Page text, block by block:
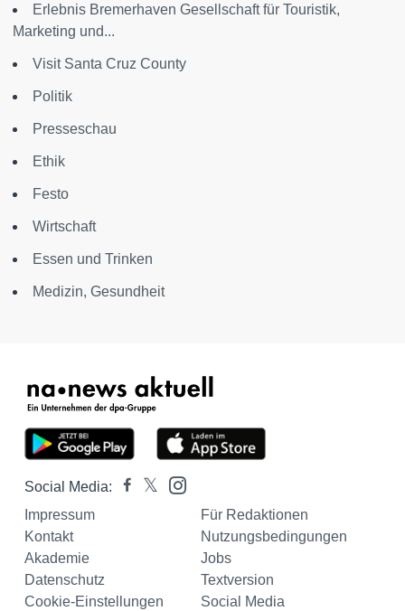
Erlebnis Bremerhaven Gesellschaft für Touristik,
Marketing und...
Visit Santa Cruz County
Politik
Presseschau
Ethik
Festo
Wirtschaft
Essen und Trinken
Medizin, Gesundheit
Social Media:
Impressum
Für Redaktionen
Kontakt
Nutzungsbedingungen
Akademie
Jobs
Datenschutz
Textversion
Cookie-Einstellungen
Social Media